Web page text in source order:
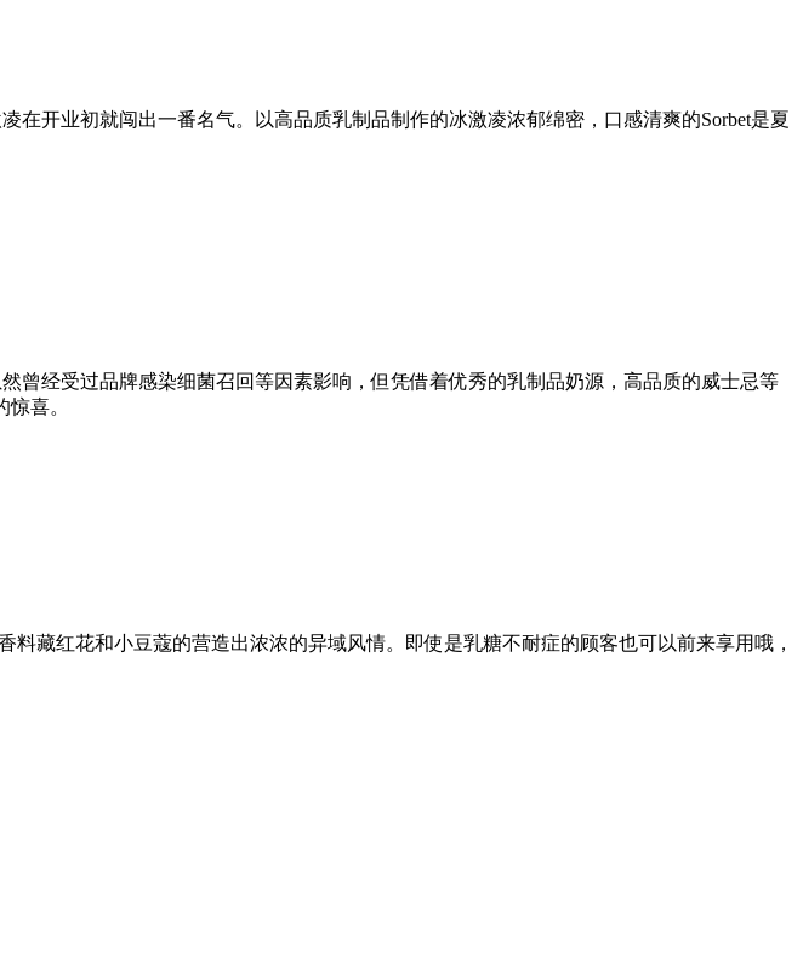
在开业初就闯出一番名气。以高品质乳制品制作的冰激凌浓郁绵密，口感清爽的Sorbet是夏
然曾经受过品牌感染细菌召回等因素影响，但凭借着优秀的乳制品奶源，高品质的威士忌等
喜。
藏红花和小豆蔻的营造出浓浓的异域风情。即使是乳糖不耐症的顾客也可以前来享用哦，